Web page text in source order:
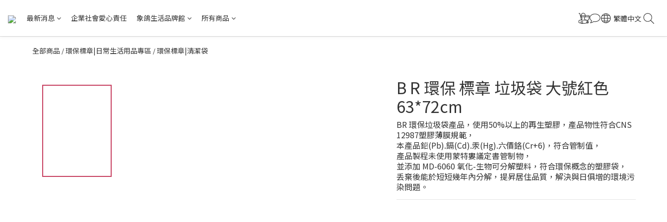
最新消息 企業社會愛心責任 象鴿生活品牌館 所有商品 繁體中文
全部商品 /環保標章|日常生活用品專區 /環保標章|清潔袋
B R 環保 標章 垃圾袋 大號紅色
63*72cm
BR 環保垃圾袋產品，使用50%以上的再生塑膠，產品物性符合CNS
12987塑膠薄膜規範，
本產品鉛(Pb).鎘(Cd).汞(Hg).六價鉻(Cr+6)，符合管制值，
產品製程未使用蒙特婁議定書管制物，
並添加 MD-6060 氧化-生物可分解塑料，符合環保概念的塑膠袋，
丢棄後能於短短幾年內分解，提昇居住品質，解決與日俱增的環境污
染問題。